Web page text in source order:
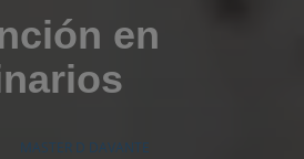
en
MASTER D DAVANTE